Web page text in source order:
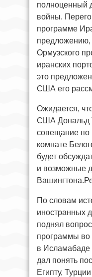
полноценный
войны.
программе
предложению,
Ормузского
иранских
это
США его
Ожидается,
США Дональд
совещание по
комнате
будет
и возможные
По словам
иностранных
поднял
программы во
в Исламабаде
дал понять
Египту,